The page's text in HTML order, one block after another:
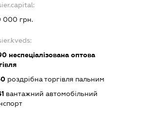
000 грн.
неспеціалізована оптова
роздрібна торгівля пальним
вантажний автомобільний